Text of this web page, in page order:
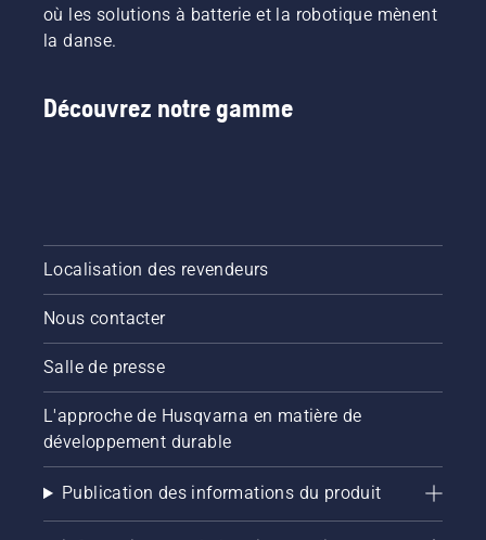
où les solutions à batterie et la robotique mènent
la danse.
Découvrez notre gamme
Localisation des revendeurs
Nous contacter
Salle de presse
L'approche de Husqvarna en matière de
développement durable
Publication des informations du produit